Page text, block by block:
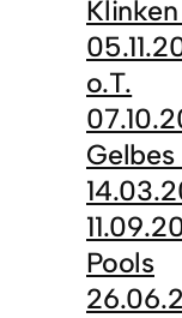
o.T.
Pools